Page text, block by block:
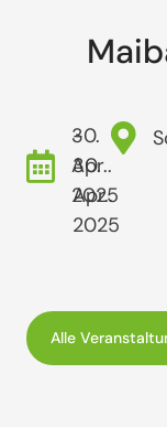
30.
Apr..
2025
-
30.
Apr..
2025
Alle